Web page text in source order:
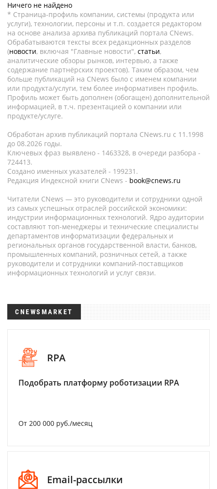
Ничего не найдено
* Страница-профиль компании, системы (продукта или
услуги), технологии, персоны и т.п. создается редактором
на основе анализа архива публикаций портала CNews.
Обрабатываются тексты всех редакционных разделов
(новости, включая "Главные новости", статьи,
аналитические обзоры рынков, интервью, а также
содержание партнёрских проектов). Таким образом, чем
больше публикаций на CNews было с именем компании
или продукта/услуги, тем более информативен профиль.
Профиль может быть дополнен (обогащен) дополнительной
информацией, в т.ч. презентацией о компании или
продукте/услуге.
Обработан архив публикаций портала CNews.ru c 11.1998
до 08.2026 годы.
Ключевых фраз выявлено - 1463328, в очереди разбора -
724413.
Создано именных указателей - 199231.
Редакция Индексной книги CNews - book@cnews.ru
Читатели CNews — это руководители и сотрудники одной
из самых успешных отраслей российской экономики:
индустрии информационных технологий. Ядро аудитории
составляют топ-менеджеры и технические специалисты
департаментов информатизации федеральных и
региональных органов государственной власти, банков,
промышленных компаний, розничных сетей, а также
руководители и сотрудники компаний-поставщиков
информационных технологий и услуг связи.
CNEWSMARKET
RPA
Подобрать платформу роботизации RPA
От 200 000 руб./месяц
Email-рассылки